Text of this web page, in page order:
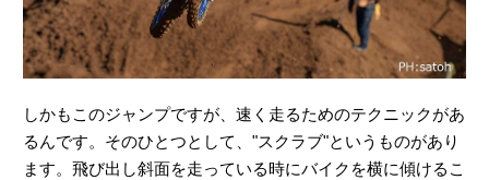
しかもこのジャンプですが、速く走るためのテクニックがあ
るんです。そのひとつとして、"スクラブ"というものがあり
ます。飛び出し斜面を走っている時にバイクを横に傾けるこ